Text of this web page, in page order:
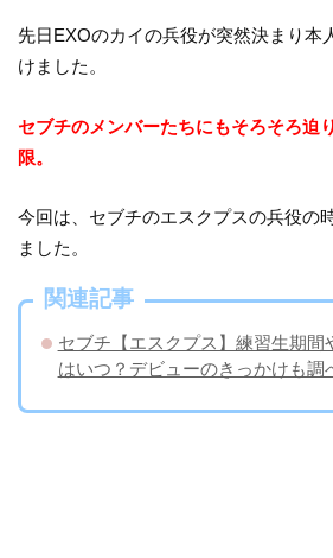
先日EXOのカイの兵役が突然決まり本
けました。
セブチのメンバーたちにもそろそろ迫
限。
今回は、セブチのエスクプスの兵役の
ました。
関連記事
セブチ【エスクプス】練習生期間
はいつ？デビューのきっかけも調